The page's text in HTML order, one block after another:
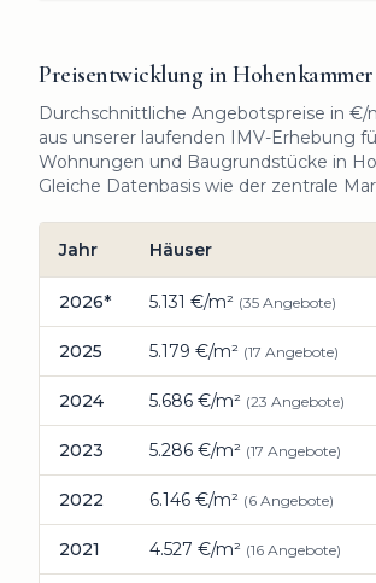
Preisentwicklung in Hohenkammer
Durchschnittliche Angebotspreise in €/
aus unserer laufenden IMV-Erhebung
Wohnungen und Baugrundstücke in
Gleiche Datenbasis wie der zentrale
Preisentwicklung Immobilien
Jahr Häuser
2026* 5.131 €/m² (35 Angebote)
2025 5.179 €/m² (17 Angebote)
2024 5.686 €/m² (23 Angebote)
2023 5.286 €/m² (17 Angebote)
2022 6.146 €/m² (6 Angebote)
2021 4.527 €/m² (16 Angebote)